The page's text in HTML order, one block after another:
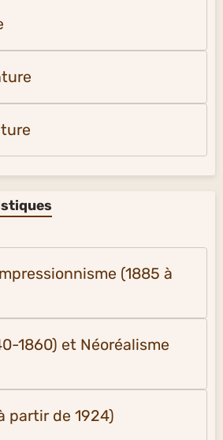
(1885 à
1860) et Néoréalisme
partir de 1924)